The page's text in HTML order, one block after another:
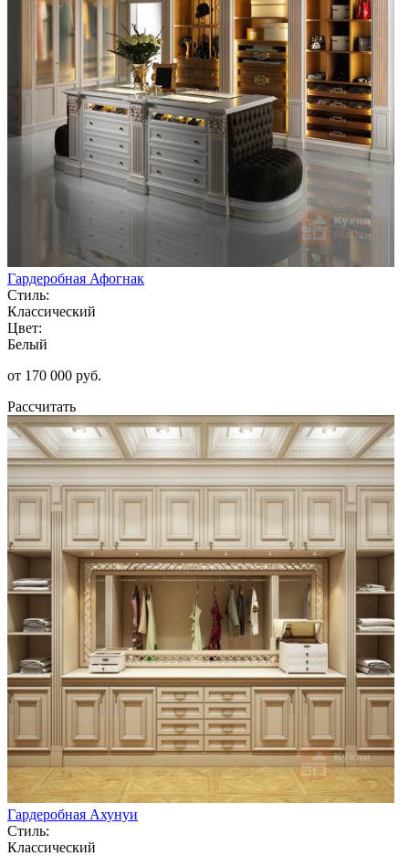
Гардеробная Афогнак
Стиль:
Классический
Цвет:
Белый
от 170 000 руб.
Рассчитать
Гардеробная Ахунуи
Стиль:
Классический